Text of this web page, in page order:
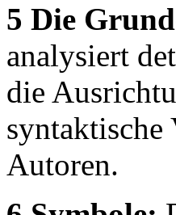
5 Die
analysiert
die
syntaktische
Autoren.